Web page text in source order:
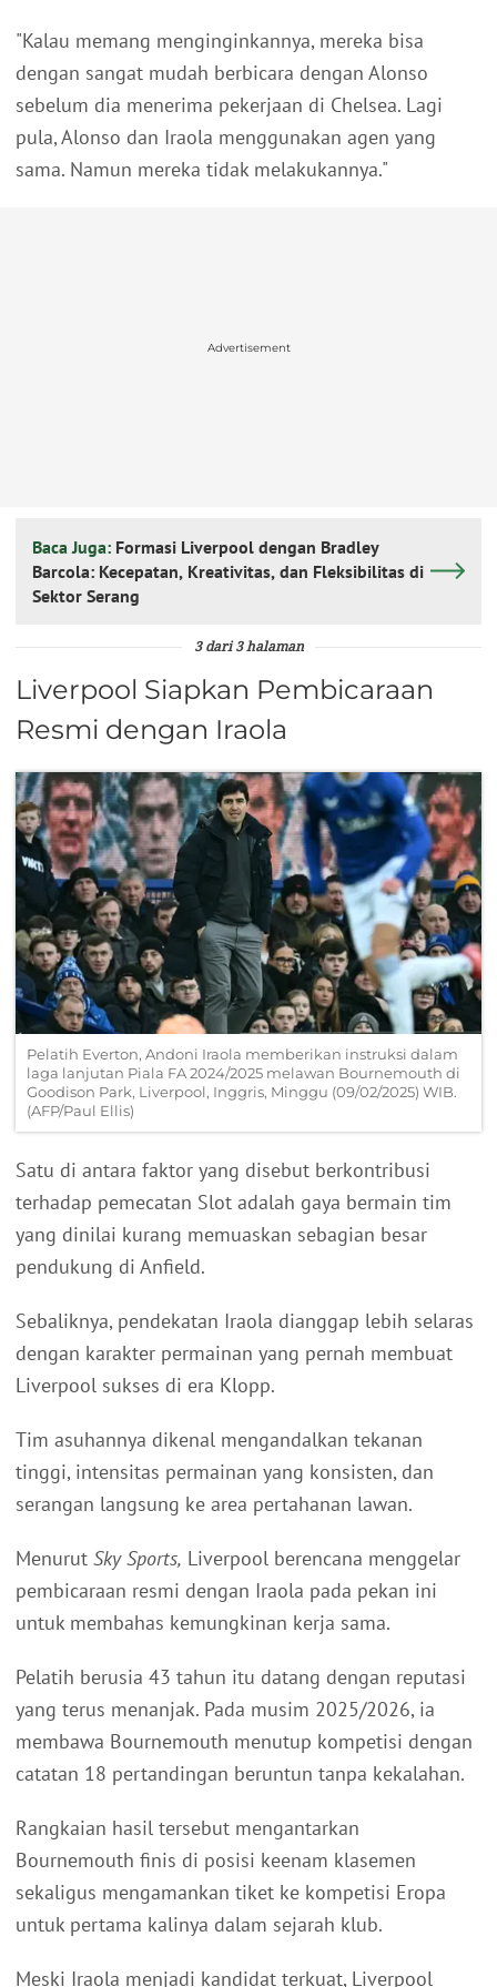
"Kalau memang menginginkannya, mereka bisa
dengan sangat mudah berbicara dengan Alonso
sebelum dia menerima pekerjaan di Chelsea. Lagi
pula, Alonso dan Iraola menggunakan agen yang
sama. Namun mereka tidak melakukannya."
Advertisement
Baca Juga: Formasi Liverpool dengan Bradley
Barcola: Kecepatan, Kreativitas, dan Fleksibilitas di
Sektor Serang
3 dari 3 halaman
Liverpool Siapkan Pembicaraan
Resmi dengan Iraola
Pelatih Everton, Andoni Iraola memberikan instruksi dalam
laga lanjutan Piala FA 2024/2025 melawan Bournemouth di
Goodison Park, Liverpool, Inggris, Minggu (09/02/2025) WIB.
(AFP/Paul Ellis)
Satu di antara faktor yang disebut berkontribusi
terhadap pemecatan Slot adalah gaya bermain tim
yang dinilai kurang memuaskan sebagian besar
pendukung di Anfield.
Sebaliknya, pendekatan Iraola dianggap lebih selaras
dengan karakter permainan yang pernah membuat
Liverpool sukses di era Klopp.
Tim asuhannya dikenal mengandalkan tekanan
tinggi, intensitas permainan yang konsisten, dan
serangan langsung ke area pertahanan lawan.
Menurut Sky Sports, Liverpool berencana menggelar
pembicaraan resmi dengan Iraola pada pekan ini
untuk membahas kemungkinan kerja sama.
Pelatih berusia 43 tahun itu datang dengan reputasi
yang terus menanjak. Pada musim 2025/2026, ia
membawa Bournemouth menutup kompetisi dengan
catatan 18 pertandingan beruntun tanpa kekalahan.
Rangkaian hasil tersebut mengantarkan
Bournemouth finis di posisi keenam klasemen
sekaligus mengamankan tiket ke kompetisi Eropa
untuk pertama kalinya dalam sejarah klub.
Meski Iraola menjadi kandidat terkuat, Liverpool